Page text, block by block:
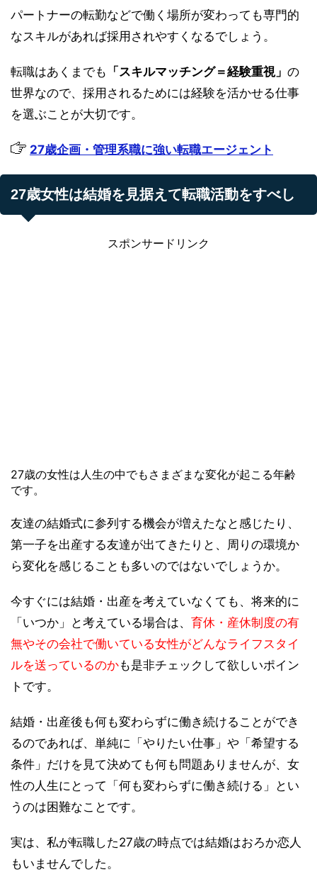
パートナーの転勤などで働く場所が変わっても専門的
なスキルがあれば採用されやすくなるでしょう。
転職はあくまでも 「スキルマッチング＝経験重視」 の
世界なので、採用されるためには経験を活かせる仕事
を選ぶことが大切です。
27歳企画・管理系職に強い転職エージェント
27歳女性は結婚を見据えて転職活動をすべし
スポンサードリンク
27歳の女性は人生の中でもさまざまな変化が起こる年齢
です。
友達の結婚式に参列する機会が増えたなと感じたり、
第一子を出産する友達が出てきたりと、周りの環境か
ら変化を感じることも多いのではないでしょうか。
今すぐには結婚・出産を考えていなくても、将来的に
「いつか」と考えている場合は、 育休・産休制度の有
無やその会社で働いている女性がどんなライフスタイ
ルを送っているのかも是非チェックして欲しいポイン
トです。
結婚・出産後も何も変わらずに働き続けることができ
るのであれば、単純に「やりたい仕事」や「希望する
条件」だけを見て決めても何も問題ありませんが、女
性の人生にとって「何も変わらずに働き続ける」とい
うのは困難なことです。
実は、私が転職した27歳の時点では結婚はおろか恋人
もいませんでした。